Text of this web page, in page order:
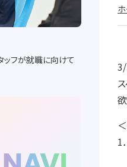
3/
1
ッフが就職に向けて